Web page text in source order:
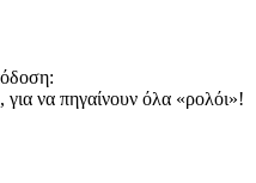
, για να πηγαίνουν όλα «ρολόι»!